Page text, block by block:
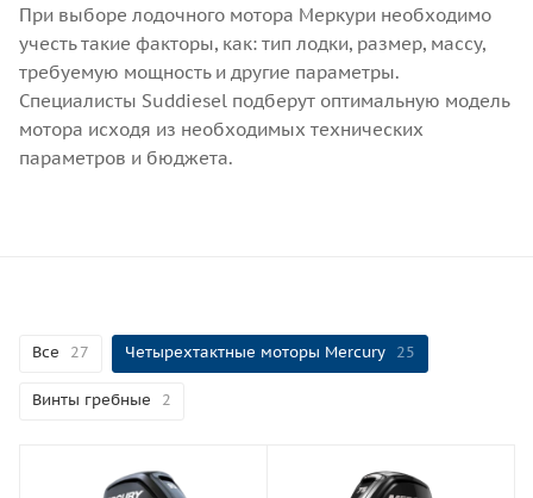
При выборе лодочного мотора Меркури необходимо
учесть такие факторы, как: тип лодки, размер, массу,
требуемую мощность и другие параметры.
Специалисты Suddiesel подберут оптимальную модель
мотора исходя из необходимых технических
параметров и бюджета.
Все 27 Четырехтактные моторы Mercury 25
Винты гребные 2